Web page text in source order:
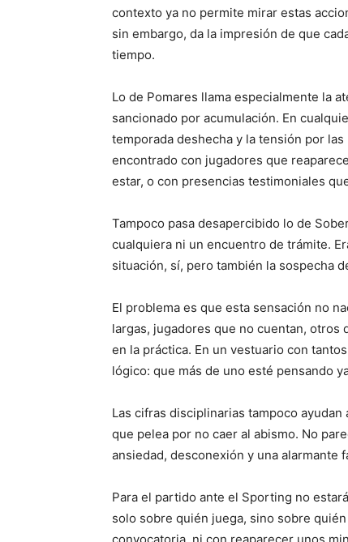
contexto ya no permite mirar estas
sin embargo, da la impresión de que
tiempo.
Lo de Pomares llama especialmente la
sancionado por acumulación. En
temporada deshecha y la tensión por
encontrado con jugadores que
estar, o con presencias testimoniales
Tampoco pasa desapercibido lo de
cualquiera ni un encuentro de trámite.
situación, sí, pero también la sospecha
El problema es que esta sensación no
largas, jugadores que no cuentan,
en la práctica. En un vestuario con
lógico: que más de uno esté pensando
Las cifras disciplinarias tampoco
que pelea por no caer al abismo. No
ansiedad, desconexión y una alarmante
Para el partido ante el Sporting no
solo sobre quién juega, sino sobre